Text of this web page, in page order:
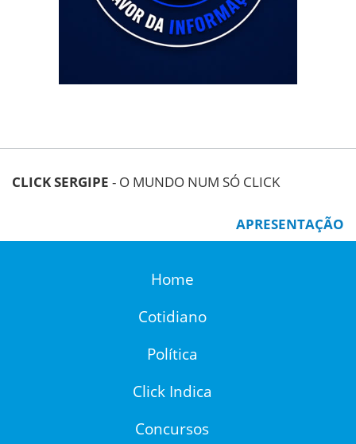
CLICK SERGIPE - O MUNDO NUM SÓ CLICK
APRESENTAÇÃO
Home
Cotidiano
Política
Click Indica
Concursos